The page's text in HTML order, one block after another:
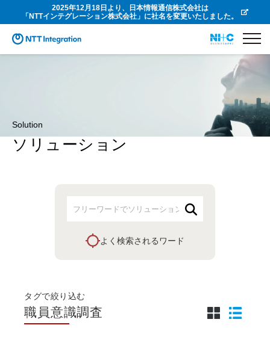
2025年12月18日より、日本情報通信株式会社は
「NTTインテグレーション株式会社」に社名を変更いたしました。
Solution
ソリューション
よく検索されるワード
タグで絞り込む
職員意識調査